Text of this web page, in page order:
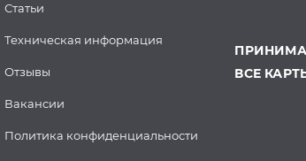
Статьи
Техническая информация
Отзывы
Вакансии
Политика конфиденциальности
ВСЕ